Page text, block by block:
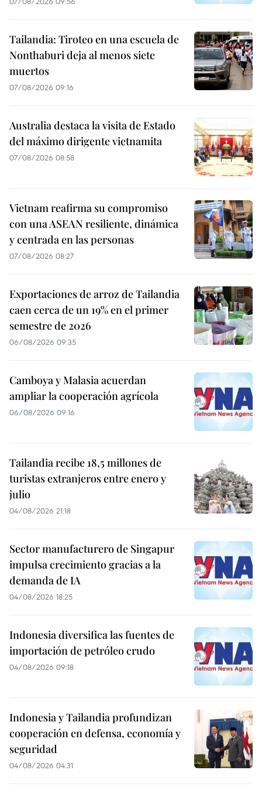
Tailandia: Tiroteo en una escuela de
Nonthaburi deja al menos siete
muertos
07/08/2026 09:16
Australia destaca la visita de Estado
del máximo dirigente vietnamita
07/08/2026 08:58
Vietnam reafirma su compromiso
con una ASEAN resiliente, dinámica
y centrada en las personas
07/08/2026 08:27
Exportaciones de arroz de Tailandia
caen cerca de un 19% en el primer
semestre de 2026
06/08/2026 09:35
Camboya y Malasia acuerdan
ampliar la cooperación agrícola
06/08/2026 09:16
Tailandia recibe 18,5 millones de
turistas extranjeros entre enero y
julio
04/08/2026 21:18
Sector manufacturero de Singapur
impulsa crecimiento gracias a la
demanda de IA
04/08/2026 18:25
Indonesia diversifica las fuentes de
importación de petróleo crudo
04/08/2026 09:18
Indonesia y Tailandia profundizan
cooperación en defensa, economía y
seguridad
04/08/2026 04:31